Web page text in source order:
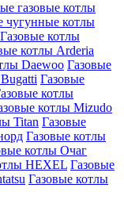
газовые котлы
чугунные котлы
Газовые котлы
котлы Arderia
Daewoo Газовые
Газовые
котлы
котлы Mizudo
Titan Газовые
Газовые котлы
котлы Очаг
HEXEL Газовые
Газовые котлы